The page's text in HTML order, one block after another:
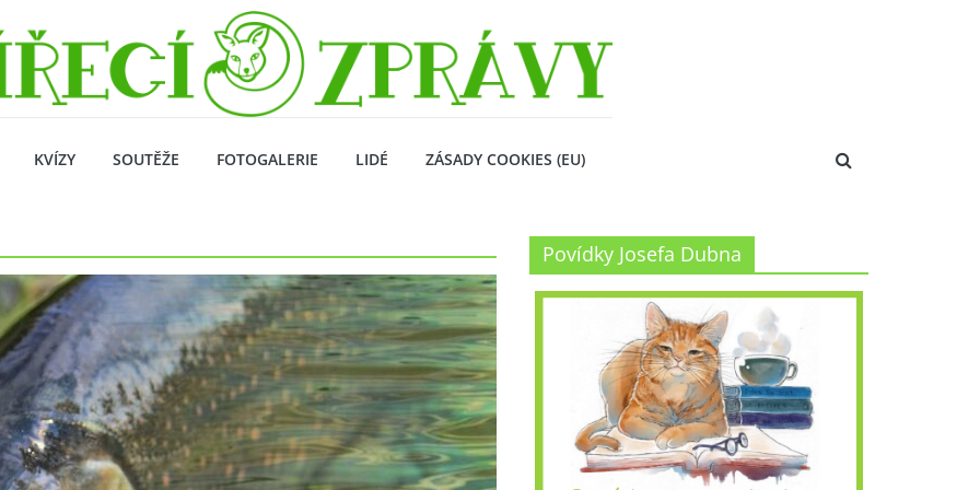
KVÍZY SOUTĚŽE FOTOGALERIE LIDÉ ZÁSADY COOKIES (EU)
Povídky Josefa Dubna